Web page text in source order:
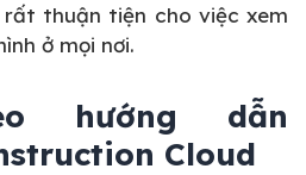
rất thuận tiện cho việc xem
ở mọi nơi.
hướng dẫn
Cloud